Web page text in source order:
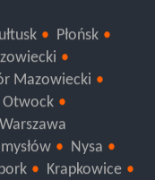
Płońsk
Mazowiecki
Otwock
Warszawa
Nysa